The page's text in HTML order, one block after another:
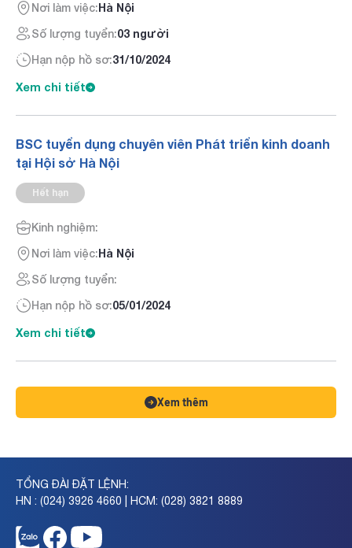
Nơi làm việc:Hà Nội
Số lượng tuyển:03 người
Hạn nộp hồ sơ:31/10/2024
Xem chi tiết
BSC tuyển dụng chuyên viên Phát triển kinh doanh
tại Hội sở Hà Nội
Hết hạn
Kinh nghiệm:
Nơi làm việc:Hà Nội
Số lượng tuyển:
Hạn nộp hồ sơ:05/01/2024
Xem chi tiết
Xem thêm
TỔNG ĐÀI ĐẶT LỆNH:
HN : (024) 3926 4660 | HCM: (028) 3821 8889